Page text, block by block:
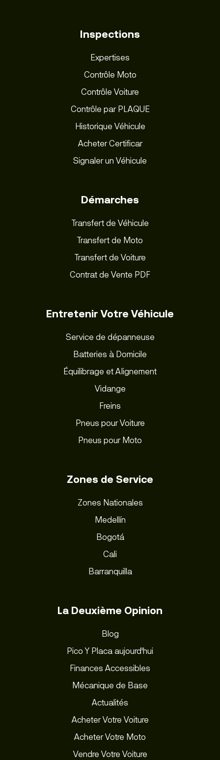
Inspections
Expertises
Contrôle Moto
Contrôle Voiture
Contrôle par PLAQUE
Historique Véhicule
Acheter Certificar
Signaler un Véhicule
Démarches
Transfert de Véhicule
Transfert de Moto
Transfert de Voiture
Contrat de Vente PDF
Entretenir Votre Véhicule
Service de dépanneuse
Batteries à Domicile
Équilibrage et Alignement
Vidange
Freins
Pneus pour Voiture
Pneus pour Moto
Zones de Service
Zones Nationales
Medellín
Bogotá
Cali
Barranquilla
La Deuxième Opinion
Blog
Pico Y Placa aujourd'hui
Finances Accessibles
Mécanique de Base
Actualités
Acheter Votre Voiture
Acheter Votre Moto
Vendre Votre Voiture